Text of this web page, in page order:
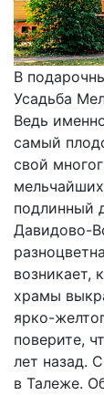
В
Усадьба
Ведь
самый
свой
подлинный
Давидово-
возникает,
храмы
ярко-
поверите,
лет назад.
в Талеже.